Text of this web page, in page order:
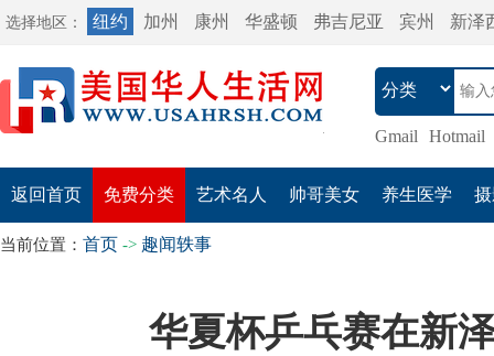
选择地区： 纽约 加州 康州 华盛顿 弗吉尼亚 宾州 新泽
Gmail Hotmail
返回首页 免费分类 艺术名人 帅哥美女 养生医学
当前位置： 首页 -> 趣闻轶事
华夏杯乒乓赛在新